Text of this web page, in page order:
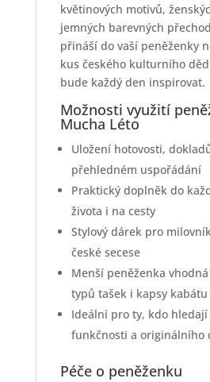
květinových motivů,
jemných barevných
přináší do vaší peněženky
kus českého kulturního
bude každý den inspirovat.
Možnosti využití
Mucha Léto
Uložení hotovosti,
přehledném uspořádání
Praktický doplněk do
života i na cesty
Stylový dárek pro
české secese
Menší peněženka
typů tašek i kapsy
Ideální pro ty, kdo
funkčnosti a originálního
Péče o peněženku